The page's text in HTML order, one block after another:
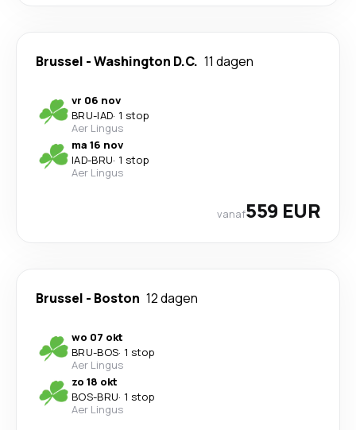
Brussel -Washington D.C. 11 dagen
vr 06 nov
BRU-IAD· 1 stop
Aer Lingus
ma 16 nov
IAD-BRU· 1 stop
Aer Lingus
vanaf559 EUR
Brussel - Boston 12 dagen
wo 07 okt
BRU-BOS· 1 stop
Aer Lingus
zo 18 okt
BOS-BRU· 1 stop
Aer Lingus